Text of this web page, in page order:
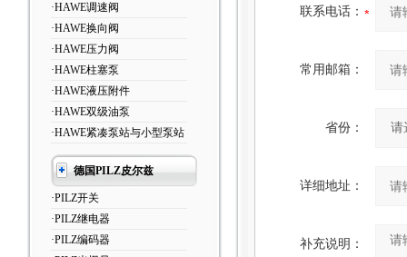
·HAWE调速阀
·HAWE换向阀
·HAWE压力阀
·HAWE柱塞泵
·HAWE液压附件
·HAWE双级油泵
·HAWE紧凑泵站与小型泵站
德国PILZ皮尔兹
·PILZ开关
·PILZ继电器
·PILZ编码器
联系电话：
常用邮箱：
省份：
详细地址：
补充说明：